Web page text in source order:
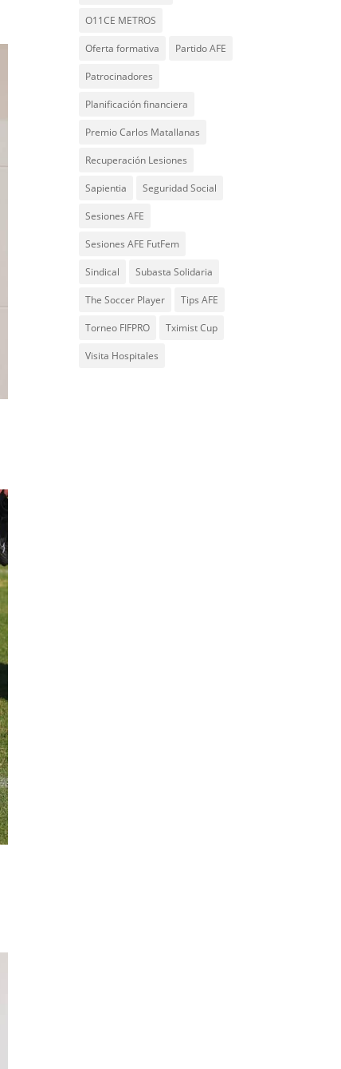
O11CE METROS
Oferta formativa Partido AFE
Patrocinadores
Planificación financiera
Premio Carlos Matallanas
Recuperación Lesiones
Sapientia Seguridad Social
Sesiones AFE
Sesiones AFE FutFem
Sindical Subasta Solidaria
The Soccer Player Tips AFE
Torneo FIFPRO Tximist Cup
Visita Hospitales